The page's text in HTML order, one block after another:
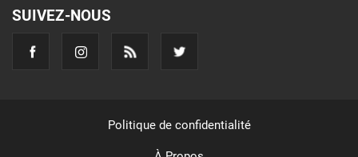
SUIVEZ-NOUS
Politique de confidentialité